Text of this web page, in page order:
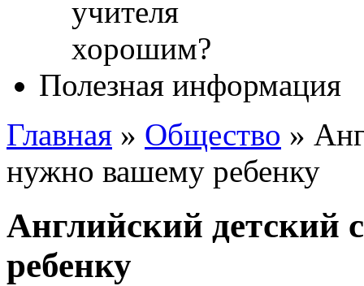
Полезная информация
Главная » Общество »
нужно вашему ребенку
Английский детский
ребенку